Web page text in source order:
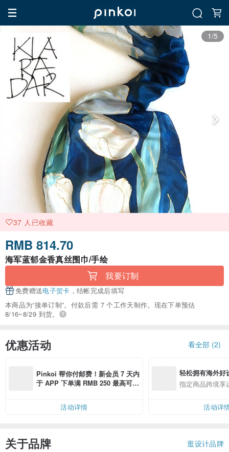
1/5
37 人已收藏
RMB 814.70
海军蓝郁金香真丝围巾/手绘
我要订制
免费赠送电子贺卡 ，结帐完成后填写
本商品为“接单订制”。付款后需 7 个工作天制作。现在下单预估
8/16~8/29 到货。
优惠活动 看全部 (2)
Pinkoi 帮你付邮费！新会员 7 天内
于 APP 下单满 RMB 250 最高可折
活动详情
轻松拥有海外好
指定商品跨境享
活动详
关于品牌 逛设计品牌